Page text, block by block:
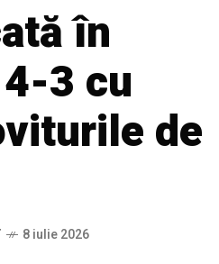
în
3 cu
de
8 iulie 2026